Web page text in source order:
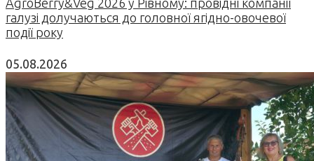
галузі долучаються до головної ягідно-овочевої
події року
05.08.2026